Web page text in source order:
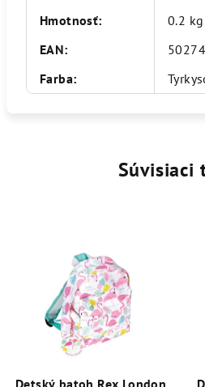
Hmotnosť:
0.2 kg
EAN:
Farba:
Súvisiaci